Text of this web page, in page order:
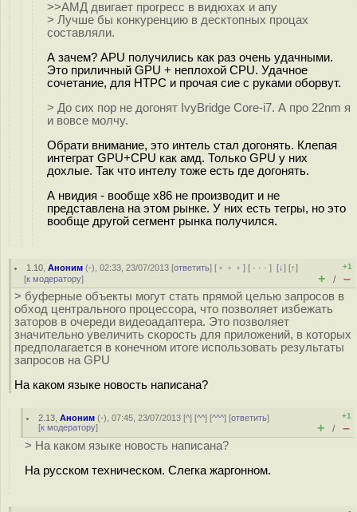
>>АМД двигает прогресс в видюхах и апу
> Лучше бы конкуренцию в десктопных процах
составляли.
А зачем? APU получились как раз очень удачными.
Это приличный GPU + неплохой CPU. Удачное
сочетание, для HTPC и прочая сие с руками оборвут.
> До сих пор не догонят IvyBridge Core-i7. А про 22nm я
и вовсе молчу.
Обрати внимание, это интель стал догонять. Клепая
интеграт GPU+CPU как амд. Только GPU у них
дохлые. Так что интелу тоже есть где догонять.
А нвидия - вообще x86 не производит и не
представлена на этом рынке. У них есть тегры, но это
вообще другой сегмент рынка получился.
1.10 ,Аноним (-), 02:33, 23/07/2013 [ответить] [ ﹢﹢﹢] [ · · ·][↓] [↑]
[к модератору]
+1
+ / –
> буферные объекты могут стать прямой целью запросов в
обход центрального процессора, что позволяет избежать
заторов в очереди видеоадаптера. Это позволяет
значительно увеличить скорость для приложений, в которых
предполагается в конечном итоге использовать результаты
запросов на GPU
На каком языке новость написана?
2.13 ,Аноним (-), 07:45, 23/07/2013 [^] [^^] [^^^] [ответить]
[к модератору]
+1
+ / –
> На каком языке новость написана?
На русском техническом. Слегка жаргонном.